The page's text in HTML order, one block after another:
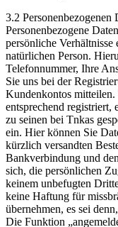
3.2
Personenbezogene
persönliche Verhältnisse
natürlichen Person.
Telefonnummer, Ihre
Sie uns bei der
Kundenkontos
entsprechend registriert,
zu seinen bei Tnkas
ein. Hier können Sie
kürzlich versandten
Bankverbindung und
sich, die persönlichen
keinem unbefugten
keine Haftung für
übernehmen, es sei
Die Funktion